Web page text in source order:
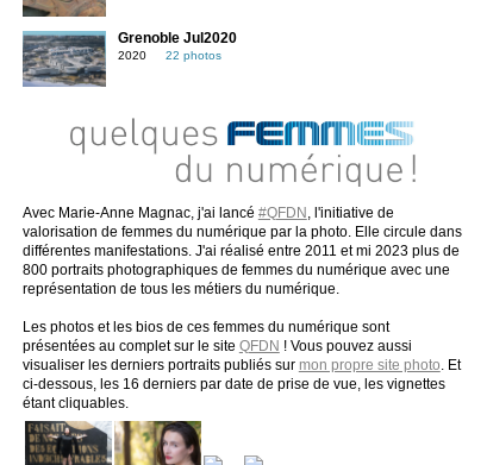
Grenoble Jul2020
2020 22 photos
Avec Marie-Anne Magnac, j'ai lancé #QFDN
, l'initiative de
valorisation de femmes du numérique par la photo. Elle circule dans
différentes manifestations. J'ai réalisé entre 2011 et mi 2023 plus de
800 portraits photographiques de femmes du numérique avec une
représentation de tous les métiers du numérique.
Les photos et les bios de ces femmes du numérique sont
présentées au complet sur le site QFDN ! Vous pouvez aussi
visualiser les derniers portraits publiés sur mon propre site photo . Et
ci-dessous, les 16 derniers par date de prise de vue, les vignettes
étant cliquables.